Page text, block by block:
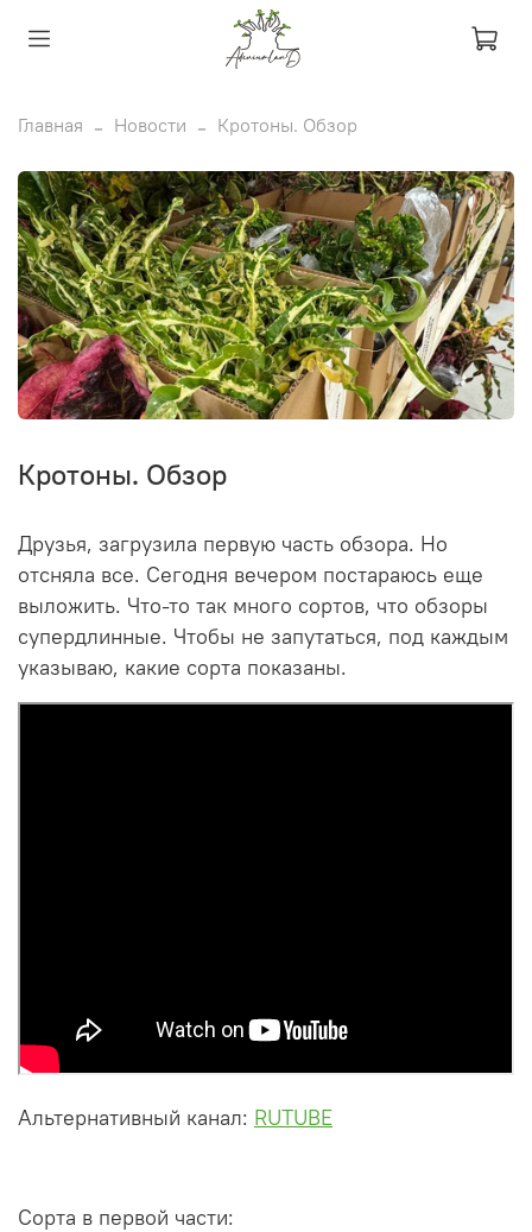
Главная Новости Кротоны. Обзор
Кротоны. Обзор
Друзья, загрузила первую часть обзора. Но
отсняла все. Сегодня вечером постараюсь еще
выложить. Что-то так много сортов, что обзоры
супердлинные. Чтобы не запутаться, под каждым
указываю, какие сорта показаны.
Альтернативный канал: RUTUBE
Сорта в первой части: